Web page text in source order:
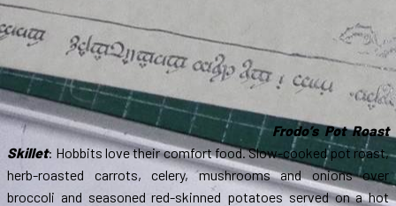
Frodo’s Pot Roast
Skillet: Hobbits love their comfort food. Slow-cooked pot roast,
herb-roasted carrots, celery, mushrooms and onions over
broccoli and seasoned red-skinned potatoes served on a hot